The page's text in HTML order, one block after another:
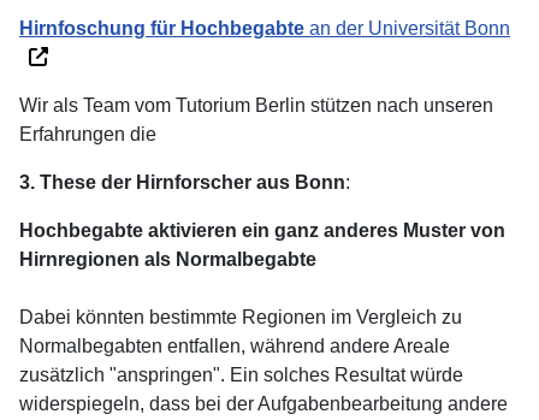
Hirnfoschung für Hochbegabte an der Universität Bonn
Wir als Team vom Tutorium Berlin stützen nach unseren
Erfahrungen die
3. These der Hirnforscher aus Bonn:
Hochbegabte aktivieren ein ganz anderes Muster von
Hirnregionen als Normalbegabte
Dabei könnten bestimmte Regionen im Vergleich zu
Normalbegabten entfallen, während andere Areale
zusätzlich "anspringen". Ein solches Resultat würde
widerspiegeln, dass bei der Aufgabenbearbeitung andere